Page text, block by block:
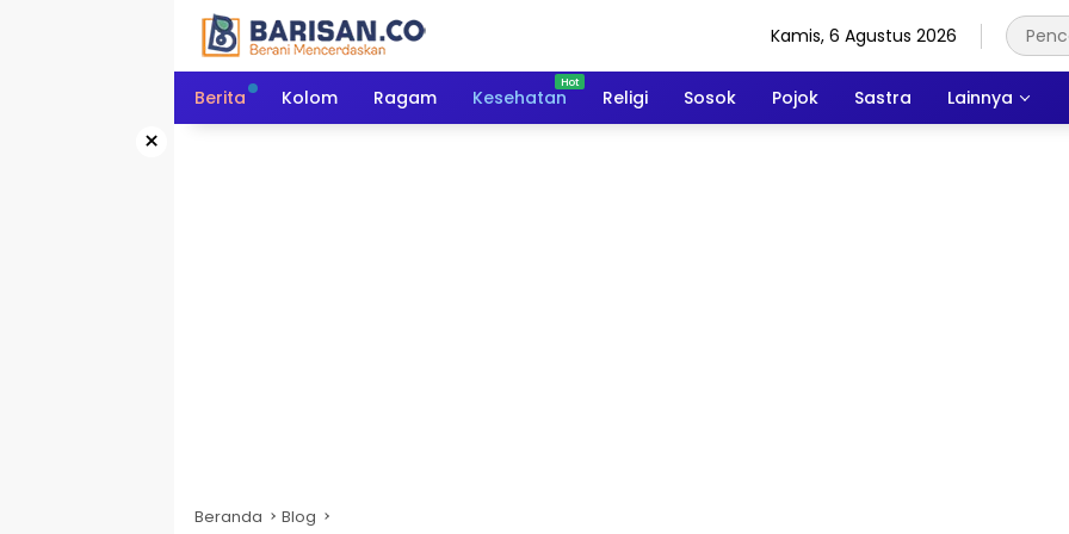
Kamis, 6 Agustus 2026
Berita Kolom Ragam Kesehatan Religi Sosok Pojok Sastra Lainnya
×
Beranda Blog